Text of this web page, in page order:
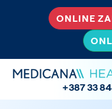
ONLINE
+387 33